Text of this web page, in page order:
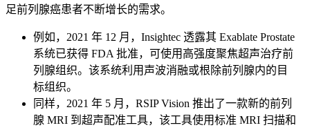
足前列腺癌患者不断增长的需求。
例如，2021 年 12 月，Insightec 透露其 Exablate Prostate
系统已获得 FDA 批准，可使用高强度聚焦超声治疗前
列腺组织。该系统利用声波消融或根除前列腺内的目
标组织。
同样，2021 年 5 月，RSIP Vision 推出了一款新的前列
腺 MRI 到超声配准工具，该工具使用标准 MRI 扫描和